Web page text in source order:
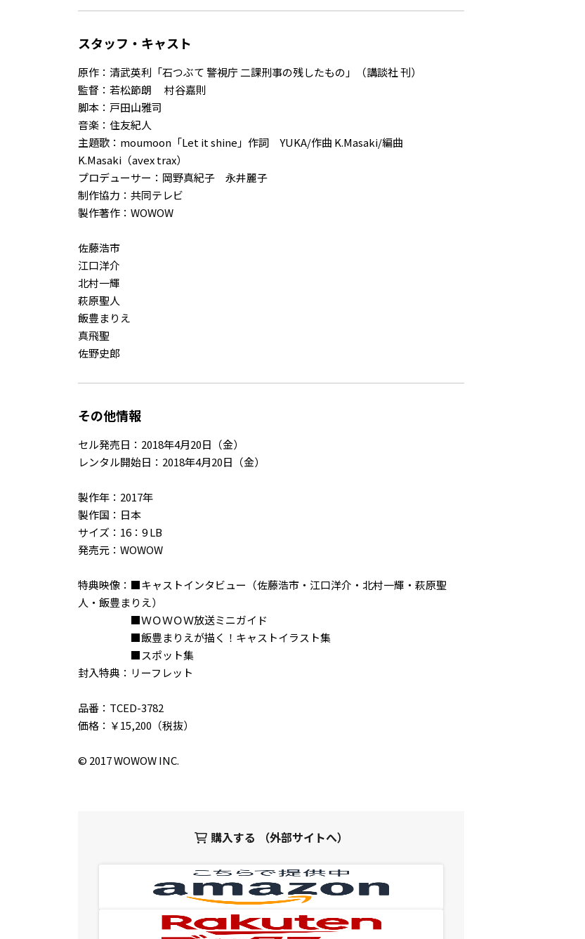
スタッフ・キャスト
原作：清武英利「石つぶて 警視庁 二課刑事の残したもの」（講談社 刊）
監督：若松節朗 村谷嘉則
脚本：戸田山雅司
音楽：住友紀人
主題歌：moumoon「Let it shine」作詞 YUKA/作曲 K.Masaki/編曲
K.Masaki（avex trax）
プロデューサー：岡野真紀子 永井麗子
制作協力：共同テレビ
製作著作：WOWOW
佐藤浩市
江口洋介
北村一輝
萩原聖人
飯豊まりえ
真飛聖
佐野史郎
その他情報
セル発売日：2018年4月20日（金）
レンタル開始日：2018年4月20日（金）
製作年：2017年
製作国：日本
サイズ：16：9 LB
発売元：WOWOW
特典映像：■キャストインタビュー（佐藤浩市・江口洋介・北村一輝・萩原聖
人・飯豊まりえ）
■ＷＯＷＯＷ放送ミニガイド
■飯豊まりえが描く！キャストイラスト集
■スポット集
封入特典：リーフレット
品番：TCED-3782
価格：￥15,200（税抜）
© 2017 WOWOW INC.
購入する （外部サイトへ）